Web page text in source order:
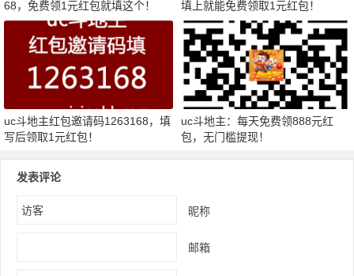
68，免费领1元红包就填这个！
填上就能免费领取1元红包！
uc斗地主红包邀请码1263168，填
写后领取1元红包！
uc斗地主：每天免费领888元红
包，无门槛提现！
发表评论
昵称
邮箱